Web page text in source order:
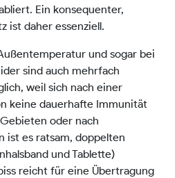
Ein konsequenter,
ist daher essenziell.
und sogar bei
sind auch mehrfach
weil sich nach einer
keine dauerhafte Immunität
oder nach
ist es ratsam, doppelten
und Tablette)
reicht für eine Übertragung